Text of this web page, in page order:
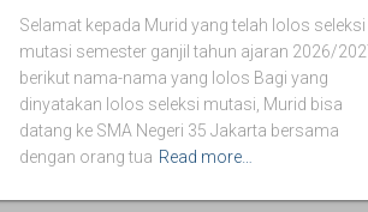
Selamat kepada Murid yang telah lolos seleksi
mutasi semester ganjil tahun ajaran 2026/
berikut nama-nama yang lolos Bagi yang
dinyatakan lolos seleksi mutasi, Murid bisa
datang ke SMA Negeri 35 Jakarta bersama
dengan orang tua Read more…